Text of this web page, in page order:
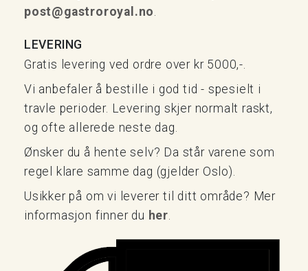
post@gastroroyal.no
LEVERING
Gratis levering ved ordre over kr 5000,-.
Vi anbefaler å bestille i god tid - spesielt i
travle perioder. Levering skjer normalt raskt,
og ofte allerede neste dag.
Ønsker du å hente selv? Da står varene som
regel klare samme dag (gjelder Oslo).
Usikker på om vi leverer til ditt område? Mer
informasjon finner du her